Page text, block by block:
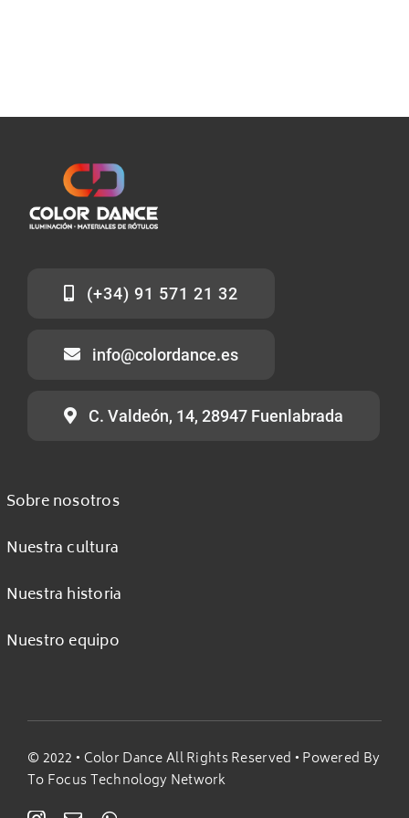
(+34) 91 571 21 32
info@colordance.es
C. Valdeón, 14, 28947 Fuenlabrada
Sobre nosotros
Nuestra cultura
Nuestra historia
Nuestro equipo
© 2022 • Color Dance All Rights Reserved • Powered By
To Focus Technology Network